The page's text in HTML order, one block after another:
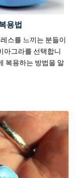
용법
스를 느끼는 분들이
아그라를 선택합니
복용하는 방법을 알